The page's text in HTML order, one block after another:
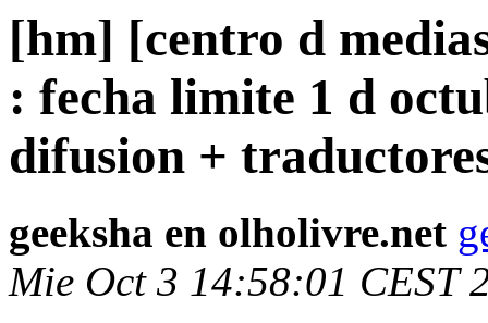
[hm] [centro d
: fecha limite 1 d
difusion +
geeksha en olholivre.net
Mie Oct 3 14:58:01 CEST